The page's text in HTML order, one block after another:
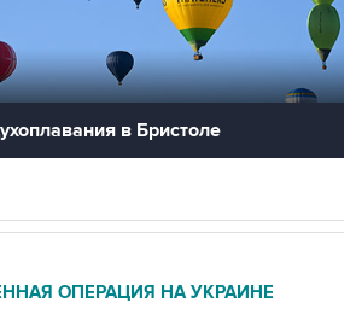
в Бристоле
предприятие в